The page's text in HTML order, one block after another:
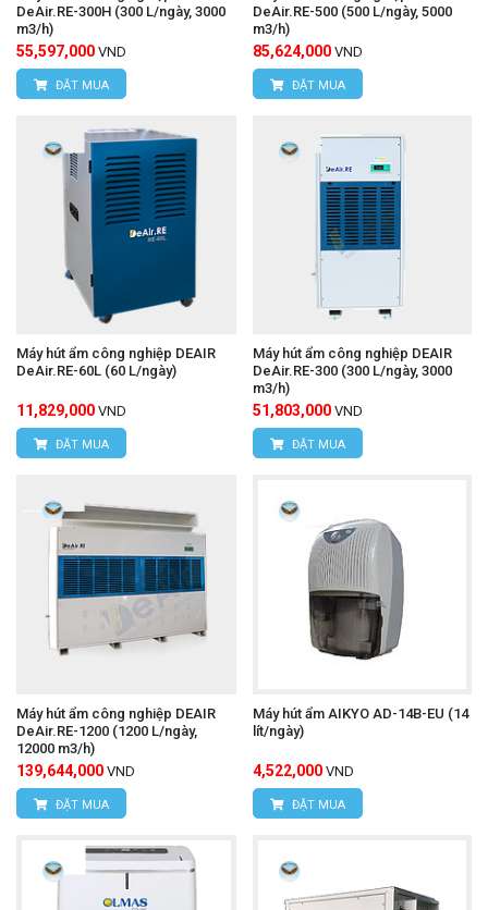
DeAir.RE-300H (300 L/ngày, 3000
m3/h)
55,597,000 VND
ĐẶT MUA
DeAir.RE-500 (500 L/ngày, 5000
m3/h)
85,624,000 VND
ĐẶT MUA
Máy hút ẩm công nghiệp DEAIR
DeAir.RE-60L (60 L/ngày)
11,829,000 VND
ĐẶT MUA
Máy hút ẩm công nghiệp DEAIR
DeAir.RE-300 (300 L/ngày, 3000
m3/h)
51,803,000 VND
ĐẶT MUA
Máy hút ẩm công nghiệp DEAIR
DeAir.RE-1200 (1200 L/ngày,
12000 m3/h)
139,644,000 VND
ĐẶT MUA
Máy hút ẩm AIKYO AD-14B-EU (14
lít/ngày)
4,522,000 VND
ĐẶT MUA